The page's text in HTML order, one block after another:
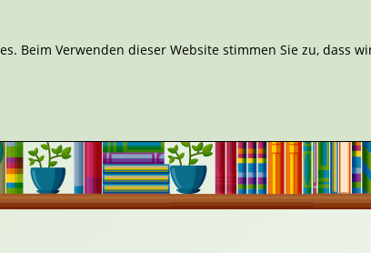
Beim Verwenden dieser Website stimmen Sie zu, dass